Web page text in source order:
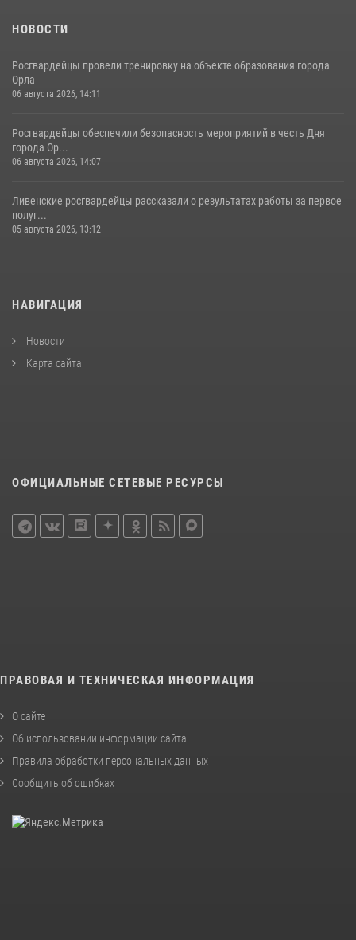
НОВОСТИ
Росгвардейцы провели тренировку на объекте образования города
Орла
06 августа 2026, 14:11
Росгвардейцы обеспечили безопасность мероприятий в честь Дня
города Ор...
06 августа 2026, 14:07
Ливенские росгвардейцы рассказали о результатах работы за первое
полуг...
05 августа 2026, 13:12
НАВИГАЦИЯ
Новости
Карта сайта
ОФИЦИАЛЬНЫЕ СЕТЕВЫЕ РЕСУРСЫ
ПРАВОВАЯ И ТЕХНИЧЕСКАЯ ИНФОРМАЦИЯ
О сайте
Об использовании информации сайта
Правила обработки персональных данных
Сообщить об ошибках